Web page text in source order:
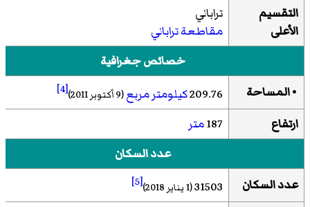
التقسيم
الأعلى
تراباني
مقاطعة تراباني
خصائص جغرافية
• المساحة
209.76كيلومتر مربع(9 أكتوبر 2011) [4]
ارتفاع 187متر
عدد السكان
عدد السكان
31503(1 يناير 2018) [5]